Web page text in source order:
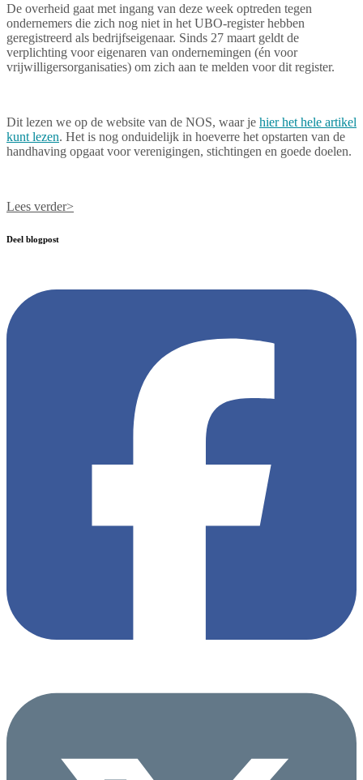
De overheid gaat met ingang van deze week optreden tegen
ondernemers die zich nog niet in het UBO-register hebben
geregistreerd als bedrijfseigenaar. Sinds 27 maart geldt de
verplichting voor eigenaren van ondernemingen (én voor
vrijwilligersorganisaties) om zich aan te melden voor dit register.
Dit lezen we op de website van de NOS, waar je hier het hele artikel
kunt lezen. Het is nog onduidelijk in hoeverre het opstarten van de
handhaving opgaat voor verenigingen, stichtingen en goede doelen.
Lees verder>
Deel blogpost